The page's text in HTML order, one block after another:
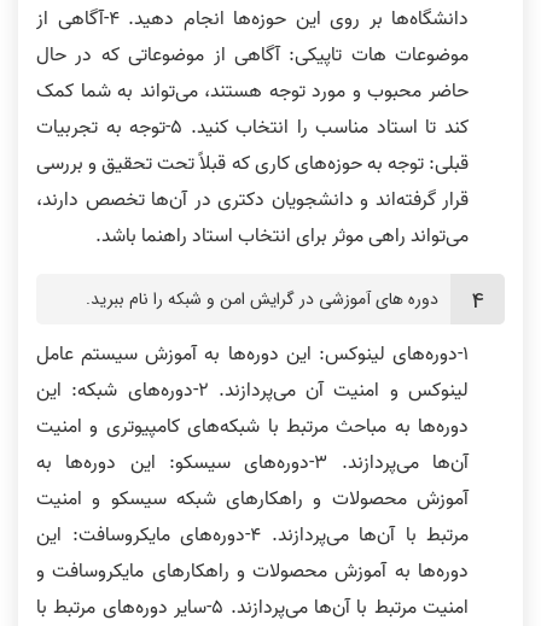
دانشگاه‌ها بر روی این حوزه‌ها انجام دهید. 4-آگاهی از
موضوعات هات تاپیکی: آگاهی از موضوعاتی که در حال
حاضر محبوب و مورد توجه هستند، می‌تواند به شما کمک
کند تا استاد مناسب را انتخاب کنید. 5-توجه به تجربیات
قبلی: توجه به حوزه‌های کاری که قبلاً تحت تحقیق و بررسی
قرار گرفته‌اند و دانشجویان دکتری در آن‌ها تخصص دارند،
می‌تواند راهی موثر برای انتخاب استاد راهنما باشد.
دوره های آموزشی در گرایش امن و شبکه را نام ببرید.
1-دوره‌های لینوکس: این دوره‌ها به آموزش سیستم عامل
لینوکس و امنیت آن می‌پردازند. 2-دوره‌های شبکه: این
دوره‌ها به مباحث مرتبط با شبکه‌های کامپیوتری و امنیت
آن‌ها می‌پردازند. 3-دوره‌های سیسکو: این دوره‌ها به
آموزش محصولات و راهکارهای شبکه سیسکو و امنیت
مرتبط با آن‌ها می‌پردازند. 4-دوره‌های مایکروسافت: این
دوره‌ها به آموزش محصولات و راهکارهای مایکروسافت و
امنیت مرتبط با آن‌ها می‌پردازند. 5-سایر دوره‌های مرتبط با